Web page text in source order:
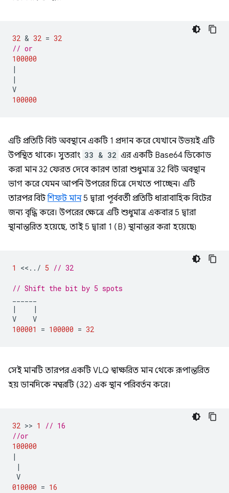
32 & 32 = 32
// or
100000
|
|
V
100000
এটি প্রতিটি বিট অবস্থানে একটি 1 প্রদান করে যেখানে উভয়ই এটি
উপস্থিত থাকে। সুতরাং 33 & 32 এর একটি Base64 ডিকোড
করা মান 32 ফেরত দেবে কারণ তারা শুধুমাত্র 32 বিট অবস্থান
ভাগ করে যেমন আপনি উপরের চিত্রে দেখতে পাচ্ছেন। এটি
তারপর বিটশিফট মান5 দ্বারা পূর্ববর্তী প্রতিটি ধারাবাহিক বিটের
জন্য বৃদ্ধি করে। উপরের ক্ষেত্রে এটি শুধুমাত্র একবার 5 দ্বারা
স্থানান্তরিত হয়েছে, তাই 5 দ্বারা 1 (B) স্থানান্তর করা হয়েছে৷
1 << .. / 5 // 32
// Shift the bit by 5 spots
|
|
V
V
100001
= 100000 = 32
সেই মানটি তারপর একটি VLQ স্বাক্ষরিত মান থেকে রূপান্তরিত
হয় ডানদিকে নম্বরটি (32) এক স্থান পরিবর্তন করে।
32 >> 1
// 16
//or
100000
|
|
V
010000 = 16